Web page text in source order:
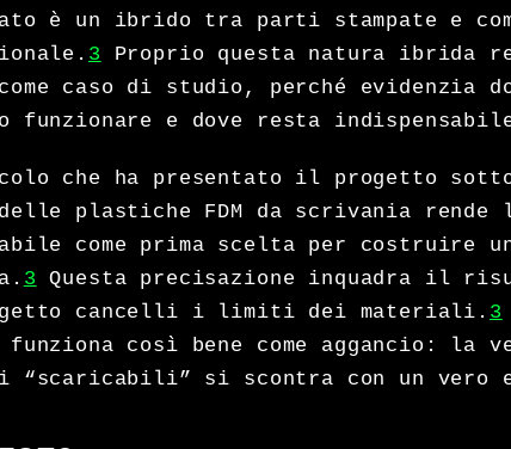
è un ibrido tra parti stampate e
3 Proprio questa natura ibrida
come caso di studio, perché evidenzia
funzionare e dove resta
che ha presentato il progetto
plastiche FDM da scrivania rende
come prima scelta per costruire
3 Questa precisazione inquadra il
cancelli i limiti dei materiali. 3
così bene come aggancio: la
“scaricabili” si scontra con un vero